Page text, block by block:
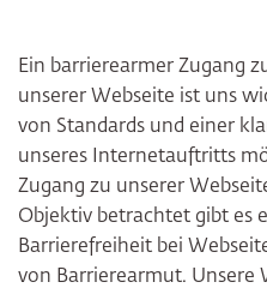
Ein barrierearmer Zugang
unserer Webseite ist uns
von Standards und einer
unseres Internetauftritts
Zugang zu unserer
Objektiv betrachtet gibt es
Barrierefreiheit bei
von Barrierearmut. Unsere